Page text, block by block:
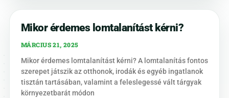
Mikor érdemes lomtalanítást kérni?
MÁRCIUS 21, 2025
Mikor érdemes lomtalanítást kérni? A lomtalanítás fontos
szerepet játszik az otthonok, irodák és egyéb ingatlanok
tisztán tartásában, valamint a feleslegessé vált tárgyak
környezetbarát módon